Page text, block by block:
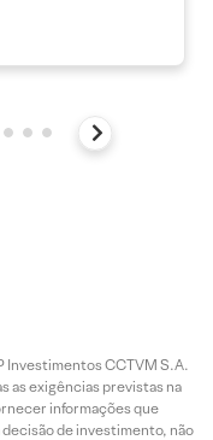
Investimentos CCTVM S.A.
as exigências previstas na
informações que
de investimento, não